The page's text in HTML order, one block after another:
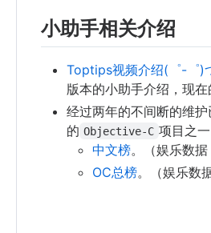
小助手相关介绍
Toptips视频介绍(゜-゜)
版本的小助手介绍，现在
经过两年的不间断的维
的 Objective-C 项目之一
中文榜。（娱乐数据
OC总榜。（娱乐数